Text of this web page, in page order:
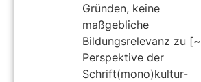
Gründen, keine
maßgebliche
Bildungsrelevanz zu [~
Perspektive der
Schrift(mono)kultur-